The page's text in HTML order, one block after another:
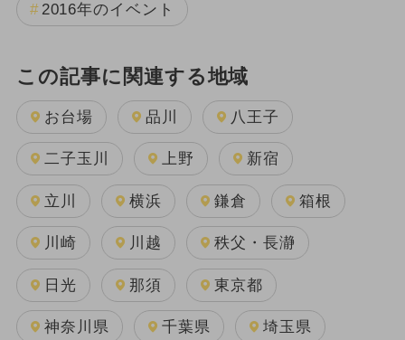
2016年のイベント
この記事に関連する地域
お台場 品川 八王子
二子玉川 上野 新宿
立川 横浜 鎌倉 箱根
川崎 川越 秩父・長瀞
日光 那須 東京都
神奈川県 千葉県 埼玉県